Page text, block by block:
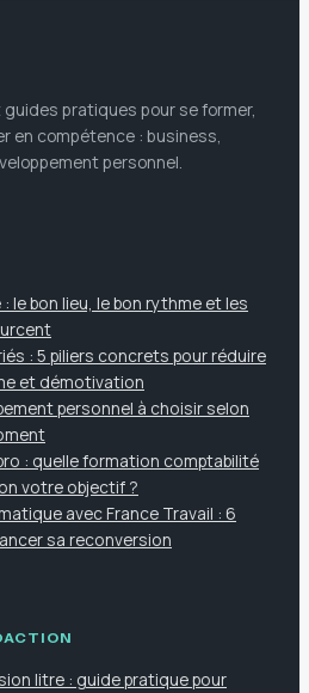
pratiques pour se former,
en compétence : business,
personnel.
le bon lieu, le bon rythme et les
: 5 piliers concrets pour réduire
et démotivation
personnel à choisir selon
: quelle formation comptabilité
votre objectif ?
avec France Travail : 6
sa reconversion
litre : guide pratique pour